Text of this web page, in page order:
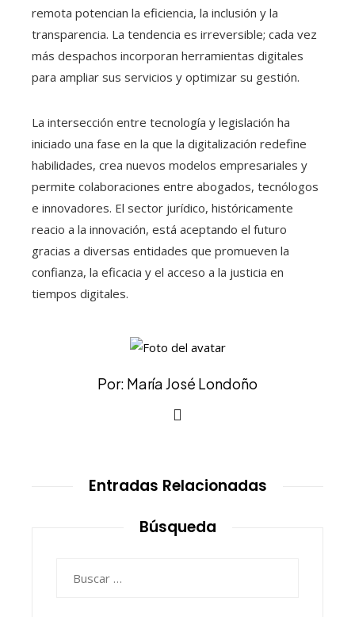
remota potencian la eficiencia, la inclusión y la
transparencia. La tendencia es irreversible; cada vez
más despachos incorporan herramientas digitales
para ampliar sus servicios y optimizar su gestión.
La intersección entre tecnología y legislación ha
iniciado una fase en la que la digitalización redefine
habilidades, crea nuevos modelos empresariales y
permite colaboraciones entre abogados, tecnólogos
e innovadores. El sector jurídico, históricamente
reacio a la innovación, está aceptando el futuro
gracias a diversas entidades que promueven la
confianza, la eficacia y el acceso a la justicia en
tiempos digitales.
Por: María José Londoño
Entradas Relacionadas
Búsqueda